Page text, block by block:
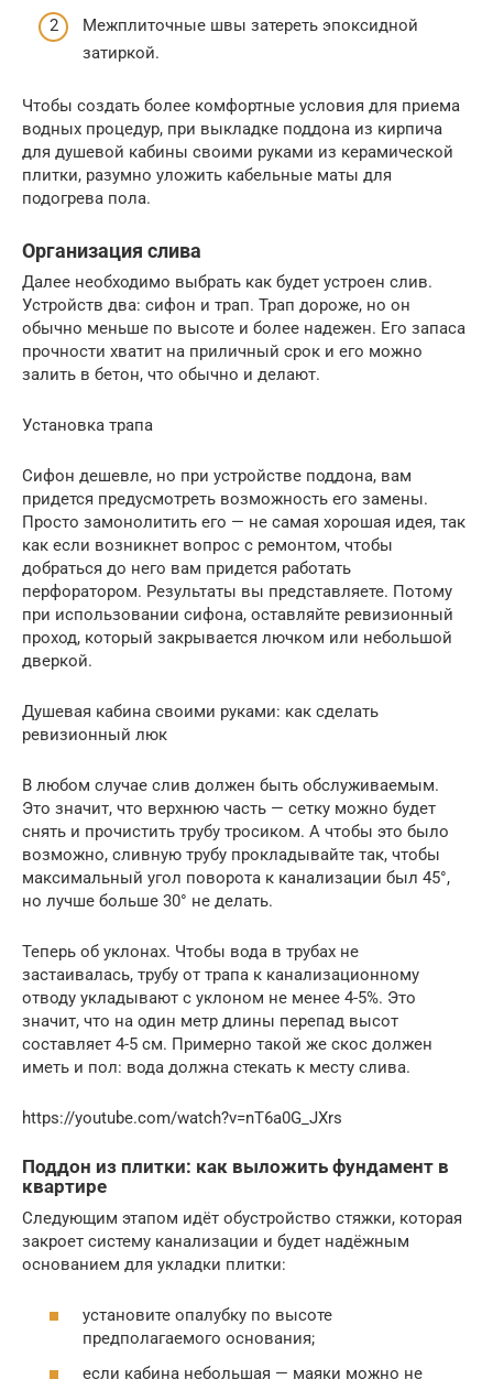
Межплиточные швы затереть эпоксидной
затиркой.
Чтобы создать более комфортные условия для приема
водных процедур, при выкладке поддона из кирпича
для душевой кабины своими руками из керамической
плитки, разумно уложить кабельные маты для
подогрева пола.
Организация слива
Далее необходимо выбрать как будет устроен слив.
Устройств два: сифон и трап. Трап дороже, но он
обычно меньше по высоте и более надежен. Его запаса
прочности хватит на приличный срок и его можно
залить в бетон, что обычно и делают.
Установка трапа
Сифон дешевле, но при устройстве поддона, вам
придется предусмотреть возможность его замены.
Просто замонолитить его — не самая хорошая идея, так
как если возникнет вопрос с ремонтом, чтобы
добраться до него вам придется работать
перфоратором. Результаты вы представляете. Потому
при использовании сифона, оставляйте ревизионный
проход, который закрывается лючком или небольшой
дверкой.
Душевая кабина своими руками: как сделать
ревизионный люк
В любом случае слив должен быть обслуживаемым.
Это значит, что верхнюю часть — сетку можно будет
снять и прочистить трубу тросиком. А чтобы это было
возможно, сливную трубу прокладывайте так, чтобы
максимальный угол поворота к канализации был 45°,
но лучше больше 30° не делать.
Теперь об уклонах. Чтобы вода в трубах не
застаивалась, трубу от трапа к канализационному
отводу укладывают с уклоном не менее 4-5%. Это
значит, что на один метр длины перепад высот
составляет 4-5 см. Примерно такой же скос должен
иметь и пол: вода должна стекать к месту слива.
https://youtube.com/watch?v=nT6a0G_JXrs
Поддон из плитки: как выложить фундамент в
квартире
Следующим этапом идёт обустройство стяжки, которая
закроет систему канализации и будет надёжным
основанием для укладки плитки:
установите опалубку по высоте
предполагаемого основания;
если кабина небольшая — маяки можно не